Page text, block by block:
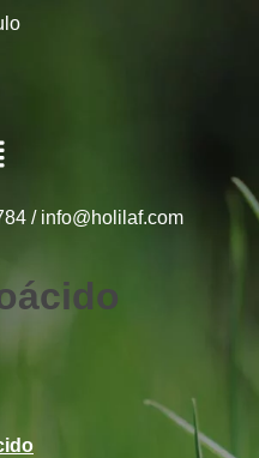
/ info@holilaf.com